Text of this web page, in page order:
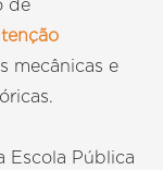
de
mecânicas e
Escola Pública